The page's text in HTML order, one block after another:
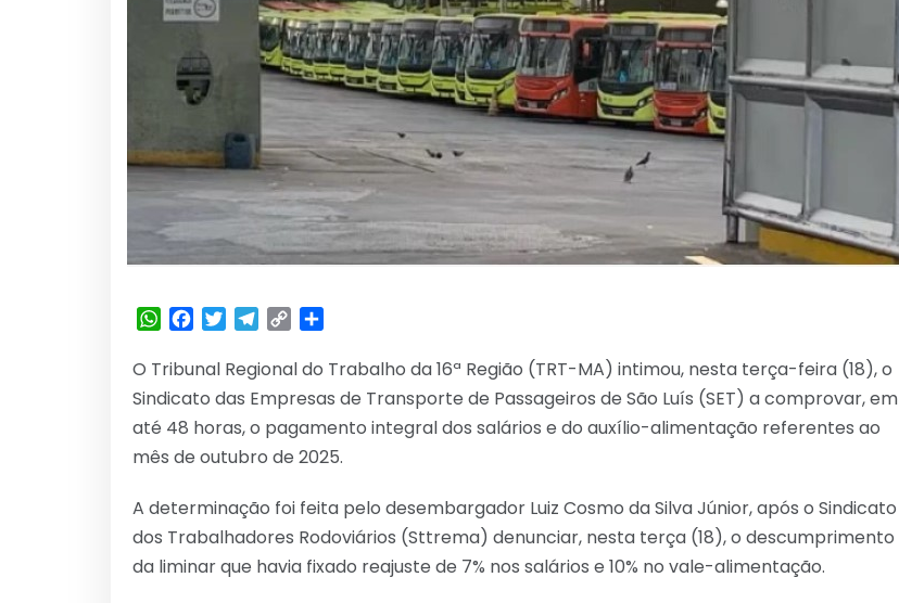
WhatsApp
Facebook
TwitterTelegram
Copy
O Tribunal Regional do Trabalho da 16ª Região (TRT-MA) intimou, nesta terça-feira (18), o
Sindicato das Empresas de Transporte de Passageiros de São Luís (SET) a comprovar, em
até 48 horas, o pagamento integral dos salários e do auxílio-alimentação referentes ao
mês de outubro de 2025.
A determinação foi feita pelo desembargador Luiz Cosmo da Silva Júnior, após o Sindicato
dos Trabalhadores Rodoviários (Sttrema) denunciar, nesta terça (18), o descumprimento
da liminar que havia fixado reajuste de 7% nos salários e 10% no vale-alimentação.